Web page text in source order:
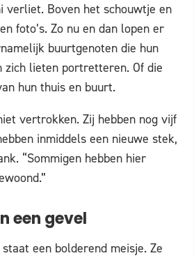
verliet. Boven het schouwtje en
foto’s. Zo nu en dan lopen er
buurtgenoten die hun
lieten portretteren. Of die
hun thuis en buurt.
vertrokken. Zij hebben nog vijf
inmiddels een nieuwe stek,
“Sommigen hebben hier
een gevel
staat een bolderend meisje. Ze